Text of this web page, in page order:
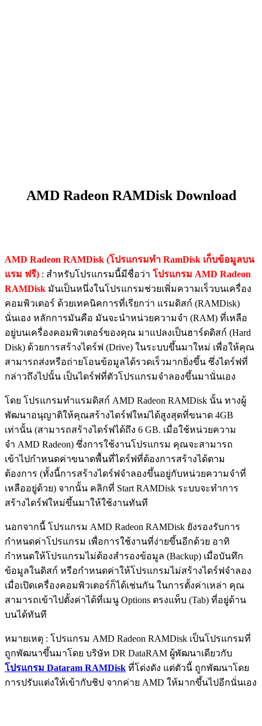
AMD Radeon RAMDisk Download
AMD Radeon RAMDisk (โปรแกรมทำ RamDisk เก็บข้อมูลบน
แรม ฟรี) : สำหรับโปรแกรมนี้มีชื่อว่า โปรแกรม AMD Radeon
RAMDisk มันเป็นหนึ่งในโปรแกรมช่วยเพิ่มความเร็วบนเครื่อง
คอมพิวเตอร์ ด้วยเทคนิคการที่เรียกว่า แรมดิสก์ (RAMDisk)
นั่นเอง หลักการมันคือ มันจะนำหน่วยความจำ (RAM) ที่เหลือ
อยู่บนเครื่องคอมพิวเตอร์ของคุณ มาแปลงเป็นฮาร์ดดิสก์ (Hard
Disk) ด้วยการสร้างไดร์ฟ (Drive) ในระบบขึ้นมาใหม่ เพื่อให้คุณ
สามารถส่งหรือถ่ายโอนข้อมูลได้รวดเร็วมากยิ่งขึ้น ซึ่งไดร์ฟที่
กล่าวถึงไปนั้น เป็นไดร์ฟที่ตัวโปรแกรมจำลองขึ้นมานั่นเอง
โดย โปรแกรมทำแรมดิสก์ AMD Radeon RAMDisk นั้น ทางผู้
พัฒนาอนุญาติให้คุณสร้างไดร์ฟใหม่ได้สูงสุดที่ขนาด 4GB
เท่านั้น (สามารถสร้างไดร์ฟได้ถึง 6 GB. เมื่อใช้หน่วยความ
จำ AMD Radeon) ซึ่งการใช้งานโปรแกรม คุณจะสามารถ
เข้าไปกำหนดค่าขนาดพื้นที่ไดร์ฟที่ต้องการสร้างได้ตาม
ต้องการ (ทั้งนี้การสร้างไดร์ฟจำลองขึ้นอยู่กับหน่วยความจำที่
เหลืออยู่ด้วย) จากนั้น คลิกที่ Start RAMDisk ระบบจะทำการ
สร้างไดร์ฟใหม่ขึ้นมาให้ใช้งานทันที
นอกจากนี้ โปรแกรม AMD Radeon RAMDisk ยังรองรับการ
กำหนดค่าโปรแกรม เพื่อการใช้งานที่ง่ายขึ้นอีกด้วย อาทิ
กำหนดให้โปรแกรมไม่ต้องสำรองข้อมูล (Backup) เมื่อบันทึก
ข้อมูลในดิสก์ หรือกำหนดค่าให้โปรแกรมไม่สร้างไดร์ฟจำลอง
เมื่อเปิดเครื่องคอมพิวเตอร์ก็ได้เช่นกัน ในการตั้งค่าเหล่า คุณ
สามารถเข้าไปตั้งค่าได้ที่เมนู Options ตรงแท็บ (Tab) ที่อยู่ด้าน
บนได้ทันที
หมายเหตุ : โปรแกรม AMD Radeon RAMDisk เป็นโปรแกรมที่
ถูกพัฒนาขึ้นมาโดย บริษัท DR DataRAM ผู้พัฒนาเดียวกับ
โปรแกรม Dataram RAMDisk ที่โด่งดัง แต่ตัวนี้ ถูกพัฒนาโดย
การปรับแต่งให้เข้ากับชิป จากค่าย AMD ให้มากขึ้นไปอีกนั่นเอง